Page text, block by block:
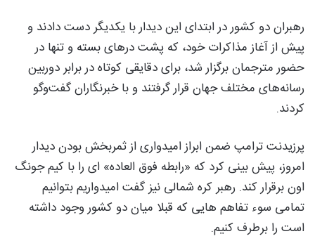
رهبران دو کشور در ابتدای این دیدار با یکدیگر دست دادند و
پیش از آغاز مذاکرات خود، که پشت درهای بسته و تنها در
حضور مترجمان برگزار شد، برای دقایقی کوتاه در برابر دوربین
رسانه‌های مختلف جهان قرار گرفتند و با خبرنگاران گفت‌وگو
کردند.
پرزیدنت ترامپ ضمن ابراز امیدواری از ثمربخش بودن دیدار
امروز، پیش بینی کرد که «رابطه فوق العاده‌» ای را با کیم جونگ
اون برقرار کند. رهبر کره شمالی نیز گفت امیدواریم بتوانیم
تمامی سوء تفاهم هایی که قبلا میان دو کشور وجود داشته
است را برطرف کنیم.